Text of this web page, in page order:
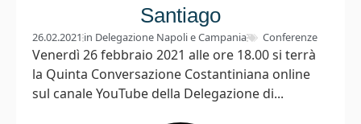
Santiago
26.02.2021 in Delegazione Napoli e Campania Conferenze
Venerdì 26 febbraio 2021 alle ore 18.00 si terrà
la Quinta Conversazione Costantiniana online
sul canale YouTube della Delegazione di...